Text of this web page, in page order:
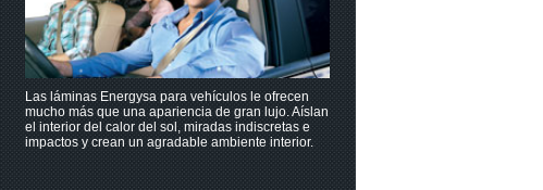
Las láminas Energysa para vehículos le ofrecen
mucho más que una apariencia de gran lujo. Aíslan
el interior del calor del sol, miradas indiscretas e
impactos y crean un agradable ambiente interior.